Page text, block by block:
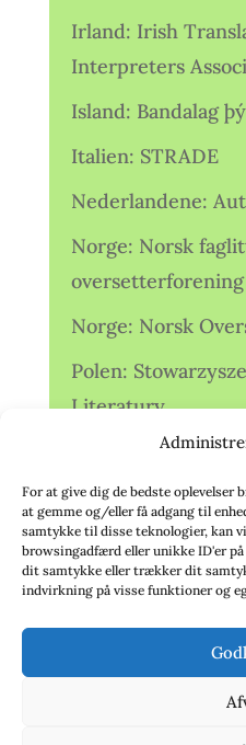
For at give dig de bedste
at gemme og/eller få adgang til
samtykke til disse teknologier, kan
browsingadfærd eller unikke ID'er
dit samtykke eller trækker dit
indvirkning på visse funktioner og
Irland: Irish
Interpreters
Island: Bandalag
Italien: STRADE
Nederlandene:
Norge: Norsk
oversetterforening
Norge: Norsk
Polen:
Literatury
Storbritannien:
Association (TA)
Sverige:
Sverige: